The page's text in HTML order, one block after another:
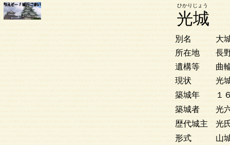
光城
別名
大
所在地
長
遺構等
曲
現状
光
築城年
１
築城者
光
歴代城主
光
形式
山
ひかりじょう